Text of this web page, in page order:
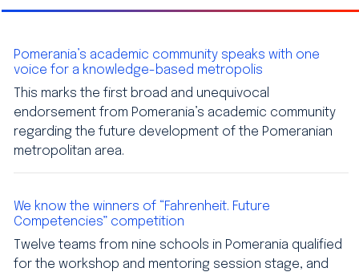
Pomerania’s academic community speaks with one
voice for a knowledge-based metropolis
This marks the first broad and unequivocal
endorsement from Pomerania’s academic community
regarding the future development of the Pomeranian
metropolitan area.
We know the winners of “Fahrenheit. Future
Competencies” competition
Twelve teams from nine schools in Pomerania qualified
for the workshop and mentoring session stage, and